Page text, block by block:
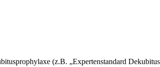
(z.B. „Expertenstandard